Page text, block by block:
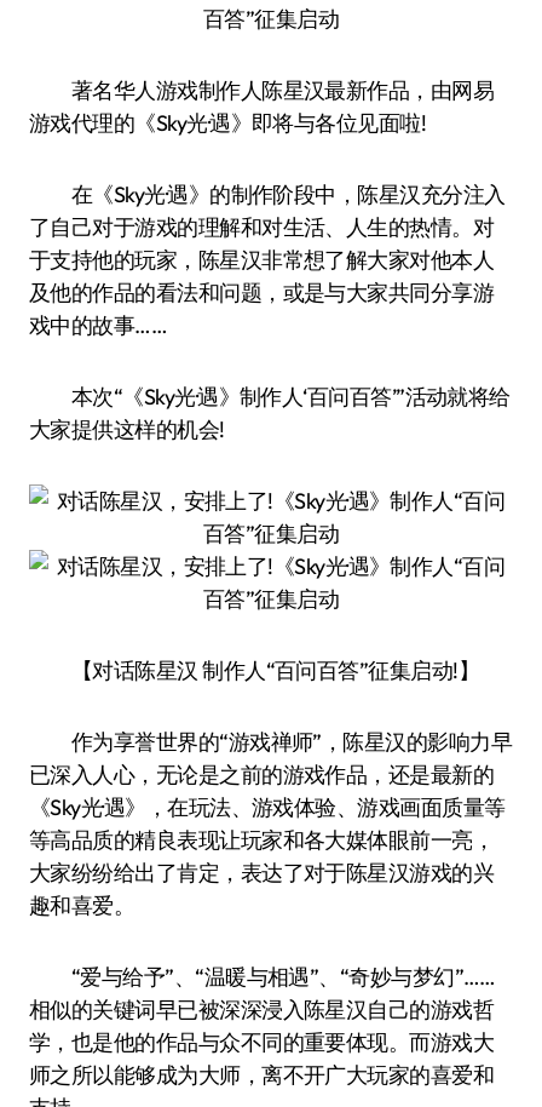
著名华人游戏制作人陈星汉最新作品，由网易
游戏代理的《Sky光·遇》即将与各位见面啦!
在《Sky光·遇》的制作阶段中，陈星汉充分注入
了自己对于游戏的理解和对生活、人生的热情。对
于支持他的玩家，陈星汉非常想了解大家对他本人
及他的作品的看法和问题，或是与大家共同分享游
戏中的故事……
本次“《Sky光·遇》制作人‘百问百答’”活动就将给
大家提供这样的机会!
【对话陈星汉 制作人“百问百答”征集启动!】
作为享誉世界的“游戏禅师”，陈星汉的影响力早
已深入人心，无论是之前的游戏作品，还是最新的
《Sky光·遇》，在玩法、游戏体验、游戏画面质量等
等高品质的精良表现让玩家和各大媒体眼前一亮，
大家纷纷给出了肯定，表达了对于陈星汉游戏的兴
趣和喜爱。
“爱与给予”、“温暖与相遇”、“奇妙与梦幻”……
相似的关键词早已被深深浸入陈星汉自己的游戏哲
学，也是他的作品与众不同的重要体现。而游戏大
师之所以能够成为大师，离不开广大玩家的喜爱和